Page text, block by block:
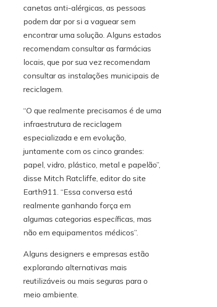
canetas anti-alérgicas, as pessoas
podem dar por si a vaguear sem
encontrar uma solução. Alguns estados
recomendam consultar as farmácias
locais, que por sua vez recomendam
consultar as instalações municipais de
reciclagem.
“O que realmente precisamos é de uma
infraestrutura de reciclagem
especializada e em evolução,
juntamente com os cinco grandes:
papel, vidro, plástico, metal e papelão”,
disse Mitch Ratcliffe, editor do site
Earth911. “Essa conversa está
realmente ganhando força em
algumas categorias específicas, mas
não em equipamentos médicos”.
Alguns designers e empresas estão
explorando alternativas mais
reutilizáveis ​​ou mais seguras para o
meio ambiente.